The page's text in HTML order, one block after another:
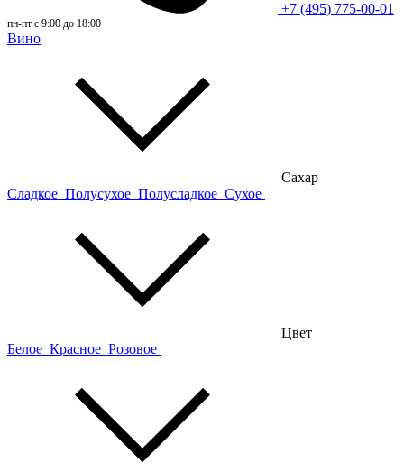
+7 (495) 775-00-01
пн-пт с 9:00 до 18:00
Вино
Сахар
Сладкое Полусухое Полусладкое Сухое
Цвет
Белое Красное Розовое